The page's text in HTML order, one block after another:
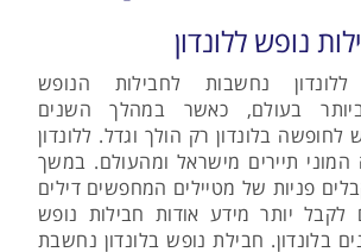
נופש ללונדון
נחשבות לחבילות הנופש
ביותר בעולם, כאשר במהלך השנים
לחופשה בלונדון רק הולך וגדל. ללונדון
המוני תיירים מישראל ומהעולם. במשך
פניות של מטיילים המחפשים דילים
לקבל יותר מידע אודות חבילות נופש
בלונדון. חבילת נופש בלונדון נחשבת